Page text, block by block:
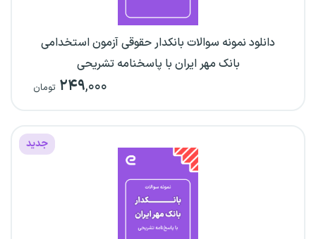
دانلود نمونه سوالات بانکدار حقوقی آزمون استخدامی
بانک مهر ایران با پاسخنامه تشریحی
۲۴۹,۰۰۰ تومان
جدید